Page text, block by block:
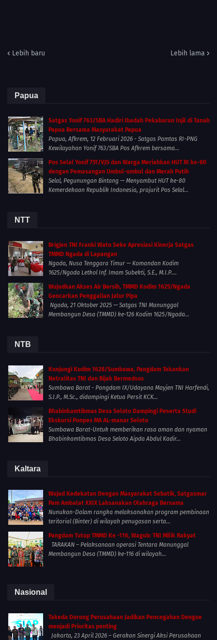
Lebih baru Lebih lama
Papua
Satgas Yonif 763/SBA Hadiri Ibadah Pekabaran Injil di Tanah
Papua Bersama Masyarakat Papua
Papua, Afkrem, 12 Februari 2026 - Satgas Pamtas RI-PNG
Kewilayahan Yonif 763/SBA Pos Afkrem bersama...
Pos Selal Yonif 751/VJS dan Warga Meriahkan HUT RI ke-80
dengan Pemasangan Umbul-umbul dan Merah Putih
Selal, Pegunungan Bintang — Menyambut HUT ke-80
Kemerdekaan Republik Indonesia, prajurit Pos Selal...
NTT
Brigjen TNI Franki Watu Seke Apresiasi Kinerja Satgas
TMMD Ngada di Lapangan
Ngada, Nusa Tenggara Timur — Komandan Kodim
1625/Ngada Letkol Inf. Imam Subekti, S.E., M.I.P....
Wujudkan Akses Air Bersih, TMMD Kodim 1625/Ngada
Gencarkan Penggalian Jalur Pipa
Ngada, 21 Oktober 2025 — Satgas TNI Manunggal
Membangun Desa (TMMD) ke-126 Kodim 1625/Ngada...
NTB
Kunjungi Kodim 1628/Sumbawa, Pangdam Tekankan
Netralitas TNI dan Bijak Bermedsos
Sumbawa Barat - Pangdam IX/Udayana Mayjen TNI Harfendi,
S.I.P., M.Sc., didampingi Ketua Persit KCK...
Bhabinkamtibmas Desa Seloto Dampingi Peserta Studi
Ekskursi Ponpes MA AL-manar Seloto
Sumbawa Barat-Untuk memberikan rasa aman dan nyaman
Bhabinkamtibmas Desa Seloto Aipda Abdul Kadir...
Kaltara
Wujud Kedekatan Dengan Masyarakat Sebatik, Satgasmar
Pam Ambalat XXIX Laksanakan Olahraga Bersama
Nunukan-Dalam rangka melaksanakan program pembinaan
teritorial (Binter) di wilayah penugasan serta...
Pangdam Tutup TMMD Ke -116, Wagub: TNI Milik Rakyat
TARAKAN – Pelaksanaan operasi Tentara Manunggal
Membangun Desa (TMMD) ke-116 di wilayah...
Nasional
Takeda Dorong Perusahaan Jadikan Pencegahan Dengue
menjadi Prioritas penting
Jakarta, 23 April 2026 – Gerakan Sinergi Aksi Perusahaan